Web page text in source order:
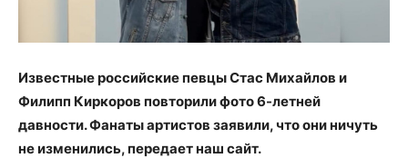
Известные российские певцы Стас Михайлов и
Филипп Киркоров повторили фото 6-летней
давности. Фанаты артистов заявили, что они ничуть
не изменились, передает наш сайт.